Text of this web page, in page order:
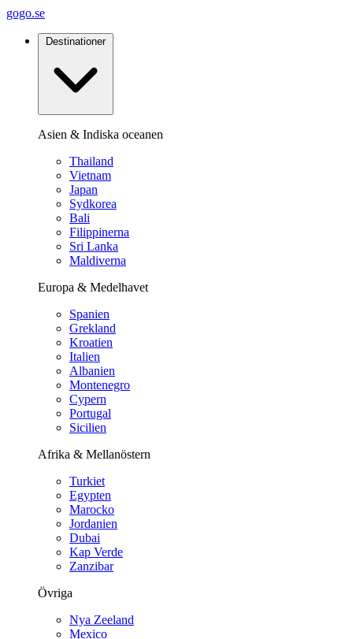
gogo.se
Destinationer
Asien & Indiska oceanen
Thailand
Vietnam
Japan
Sydkorea
Bali
Filippinerna
Sri Lanka
Maldiverna
Europa & Medelhavet
Spanien
Grekland
Kroatien
Italien
Albanien
Montenegro
Cypern
Portugal
Sicilien
Afrika & Mellanöstern
Turkiet
Egypten
Marocko
Jordanien
Dubai
Kap Verde
Zanzibar
Övriga
Nya Zeeland
Mexico